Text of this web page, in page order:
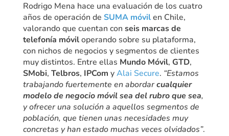
Rodrigo Mena hace una evaluación de los cuatro
años de operación de SUMA móvilen Chile,
valorando que cuentan con seis marcas de
telefonía móviloperando sobre su plataforma,
con nichos de negocios y segmentos de clientes
muy distintos. Entre ellas Mundo Móvil, GTD,
SMobi, Telbros, IPCom yAlai Secure. “Estamos
trabajando fuertemente en abordarcualquier
modelo de negocio móvil sea del rubro que sea,
y ofrecer una solución a aquellos segmentos de
población, que tienen unas necesidades muy
concretas y han estado muchas veces olvidados”.